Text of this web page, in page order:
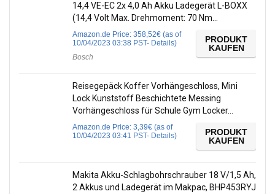
14,4 VE-EC 2x 4,0 Ah Akku Ladegerät L-BOXX
(14,4 Volt Max. Drehmoment: 70 Nm…
Amazon.de Price: 358,52€ (as of
10/04/2023 03:38 PST- Details)
Bosch
PRODUKT
KAUFEN
Reisegepäck Koffer Vorhängeschloss, Mini
Lock Kunststoff Beschichtete Messing
Vorhängeschloss für Schule Gym Locker…
Amazon.de Price: 3,39€ (as of
10/04/2023 03:41 PST- Details)
PRODUKT
KAUFEN
Makita Akku-Schlagbohrschrauber 18 V/1,5 Ah,
2 Akkus und Ladegerät im Makpac, BHP453RYJ